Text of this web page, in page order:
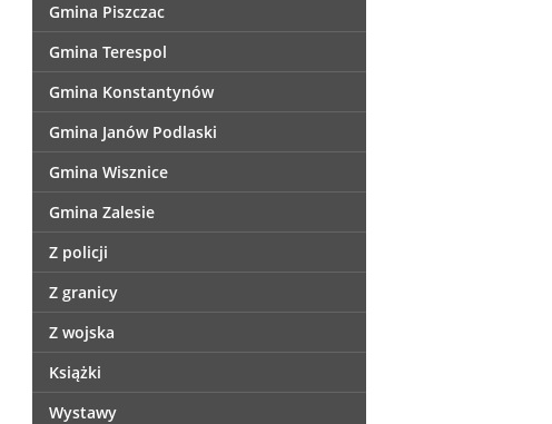
Gmina Piszczac
Gmina Terespol
Gmina Konstantynów
Gmina Janów Podlaski
Gmina Wisznice
Gmina Zalesie
Z policji
Z granicy
Z wojska
Książki
Wystawy